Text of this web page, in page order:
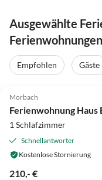
Ausgewählte
Empfohlen Gäste
Morbach
1 Schlafzimmer
Schnellantworter
Kostenlose Stornierung
210,- €